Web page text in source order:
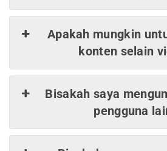
Apakah mungkin
konten selain
Bisakah saya
pengguna